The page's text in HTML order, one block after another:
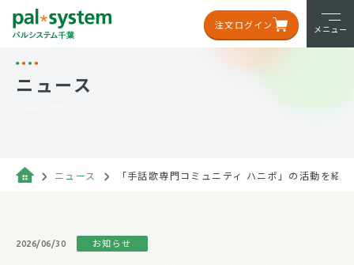
注文ログイン メニュー
ニュース
ニュース 「手話歌専門コミュニティ ハニポ」の活動を紹
2026/06/30 お知らせ